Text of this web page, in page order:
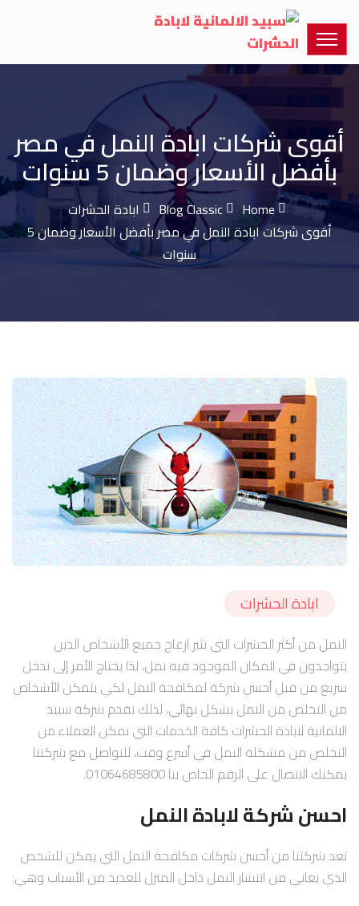
أقوى شركات ابادة النمل في مصر
بأفضل الأسعار وضمان 5 سنوات
Home
Blog Classic
ابادة الحشرات
أقوى شركات ابادة النمل في مصر بأفضل الأسعار وضمان 5
سنوات
ابادة الحشرات
النمل من أكثر الحشرات التي تثير ازعاج جميع الأشخاص الذين
يتواجدون في المكان الموجود فيه نمل، لذا يحتاج الأمر إلى تدخل
سريع من قبل أحسن شركة لمكافحة النمل لكي يتمكن الأشخاص
من التخلص من النمل بشكل نهائي، لذلك تقدم شركة سبيد
الالمانية لابادة الحشرات كافة الخدمات التي تمكن العملاء من
التخلص من مشكلة النمل في أسرع وقت، للتواصل مع شركتنا
يمكنك الاتصال على الرقم الخاص بنا 01064685800.
احسن شركة لابادة النمل
تعد شركتنا من أحسن شركات مكافحة النمل التي يمكن للشخص
الذي يعاني من انتشار النمل داخل المنزل للعديد من الأسباب وهي: